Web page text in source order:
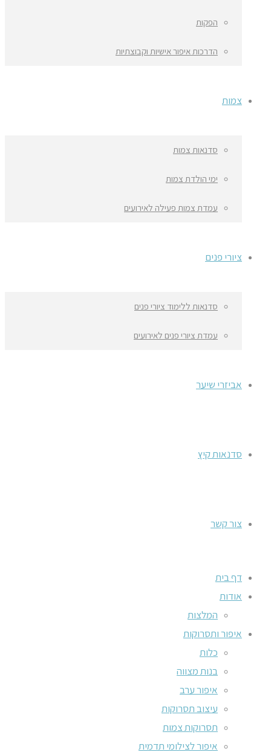
הפקות
הדרכות איפור אישיות וקבוצתיות
צמות
סדנאות צמות
ימי הולדת צמות
עמדת צמות פעילה לאירועים
ציורי פנים
סדנאות ללימוד ציורי פנים
עמדת ציורי פנים לאירועים
אביזרי שיער
סדנאות קיץ
צור קשר
דף בית
אודות
המלצות
איפור ותסרוקות
כלות
בנות מצווה
איפור ערב
עיצוב תסרוקות
תסרוקות צמות
איפור לצילומי תדמית